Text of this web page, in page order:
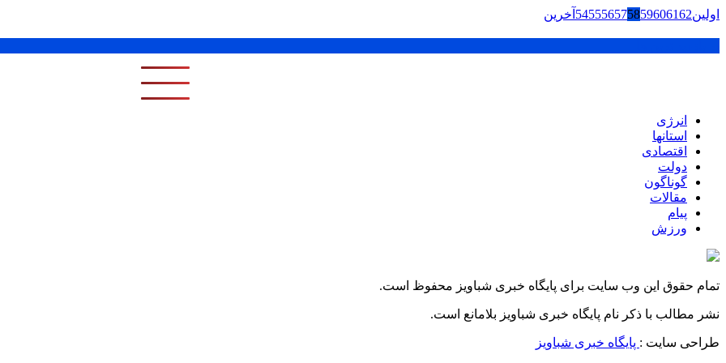
اولین 545556575859606162 آخرین
انرژی
استانها
اقتصادی
دولت
گوناگون
مقالات
پیام
ورزش
تمام حقوق این وب سایت برای پایگاه خبری شباویز محفوظ است.
نشر مطالب با ذکر نام پایگاه خبری شباویز بلامانع است.
طراحی سایت : پایگاه خبری شباویز